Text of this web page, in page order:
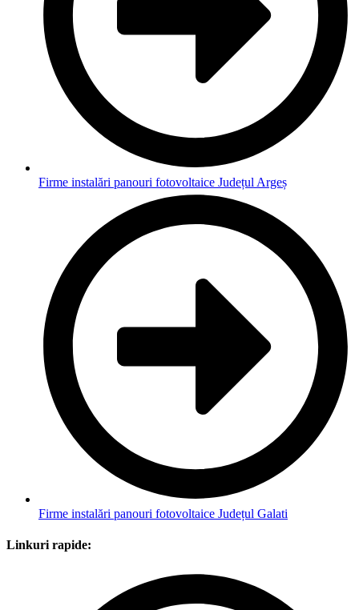
Firme instalări panouri fotovoltaice Județul Argeș
Firme instalări panouri fotovoltaice Județul Galati
Linkuri rapide: